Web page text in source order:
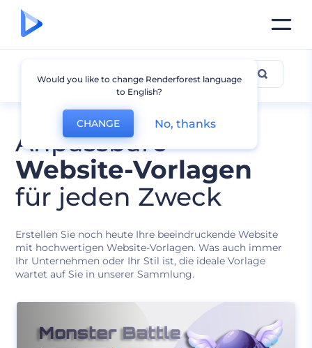
Anpassbare
Website-Vorlagen
für jeden Zweck
Erstellen Sie noch heute Ihre beeindruckende Website
mit hochwertigen Website-Vorlagen. Was auch immer
Ihr Unternehmen oder Ihr Stil ist, die ideale Vorlage
wartet auf Sie in unserer Sammlung.
Alle Vorlagen
Would you like to change Renderforest language
to English?
CHANGE No, thanks